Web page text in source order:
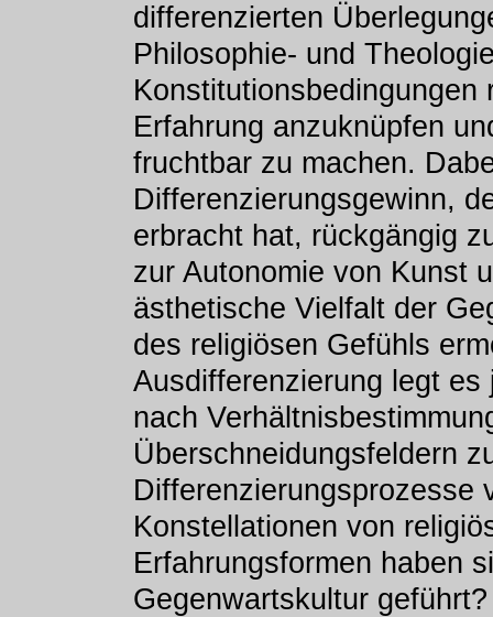
differenzierten
Philosophie- und
Erfahrung anzuknüpfen
fruchtbar zu machen.
Differenzierungsgewinn,
erbracht hat, rückgängig
zur Autonomie von Kunst
ästhetische Vielfalt der
des religiösen Gefühls
Ausdifferenzierung legt
nach
Überschneidungsfeldern
Differenzierungsprozesse
Konstellationen von
Erfahrungsformen haben
Gegenwartskultur